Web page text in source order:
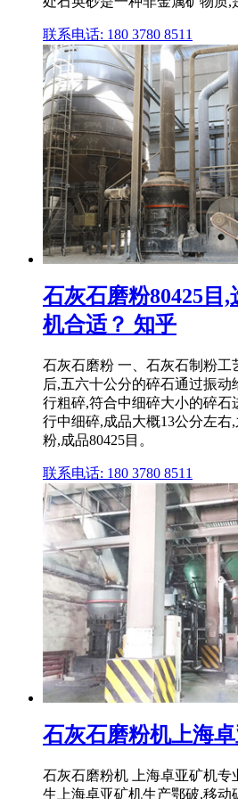
联系电话: 180 3780 8511
石灰石磨粉80425目
机合适？ 知乎
石灰石磨粉 一、石灰石制粉工
后,五六十公分的碎石通过振
行粗碎,符合中细碎大小的碎石
行中细碎,成品大概13公分左右
粉,成品80425目。
联系电话: 180 3780 8511
石灰石磨粉机上海
石灰石磨粉机 上海卓亚矿机专
生上海卓亚矿机生产鄂破,移动